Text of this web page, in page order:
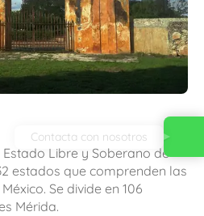
Libre y Soberano de
estados que comprenden las
Se divide en 106
Mérida.
Contacta con nosotros